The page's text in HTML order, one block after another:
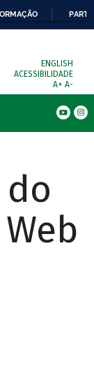
ENGLISH
ACESSIBILIDADE
A+ A-